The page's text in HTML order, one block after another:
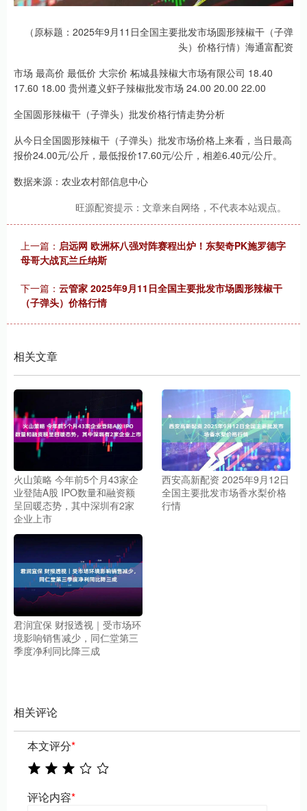
（原标题：2025年9月11日全国主要批发市场圆形辣椒干（子弹
头）价格行情）海通富配资
市场 最高价 最低价 大宗价 柘城县辣椒大市场有限公司 18.40
17.60 18.00 贵州遵义虾子辣椒批发市场 24.00 20.00 22.00
全国圆形辣椒干（子弹头）批发价格行情走势分析
从今日全国圆形辣椒干（子弹头）批发市场价格上来看，当日最高
报价24.00元/公斤，最低报价17.60元/公斤，相差6.40元/公斤。
数据来源：农业农村部信息中心
旺源配资提示：文章来自网络，不代表本站观点。
上一篇： 启远网 欧洲杯八强对阵赛程出炉！东契奇PK施罗德字
母哥大战瓦兰丘纳斯
下一篇： 云管家 2025年9月11日全国主要批发市场圆形辣椒干
（子弹头）价格行情
相关文章
火山策略 今年前5个月43家企
业登陆A股 IPO数量和融资额
呈回暖态势，其中深圳有2家
企业上市
西安高新配资 2025年9月12日
全国主要批发市场香水梨价格
行情
君润宜保 财报透视｜受市场环
境影响销售减少，同仁堂第三
季度净利同比降三成
相关评论
本文评分*
评论内容*